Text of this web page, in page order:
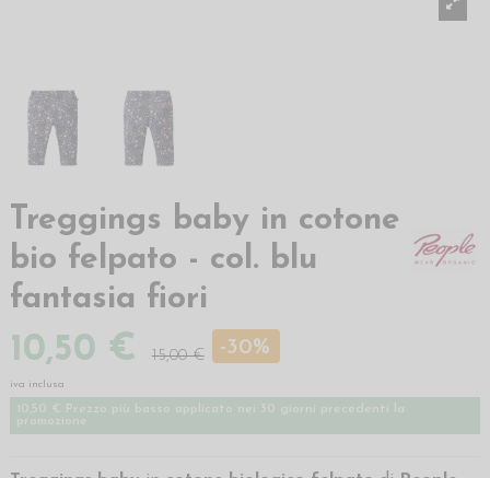
Treggings baby in cotone
bio felpato - col. blu
fantasia fiori
10,50 € 15,00 € -30%
iva inclusa
10,50 € Prezzo più basso applicato nei 30 giorni precedenti la
promozione